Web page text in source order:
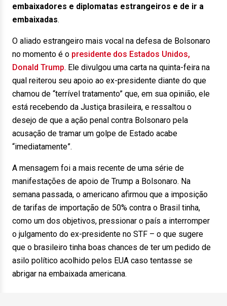
embaixadores e diplomatas estrangeiros e de ir a
embaixadas.
O aliado estrangeiro mais vocal na defesa de Bolsonaro
no momento é o presidente dos Estados Unidos,
Donald Trump. Ele divulgou uma carta na quinta-feira na
qual reiterou seu apoio ao ex-presidente diante do que
chamou de “terrível tratamento” que, em sua opinião, ele
está recebendo da Justiça brasileira, e ressaltou o
desejo de que a ação penal contra Bolsonaro pela
acusação de tramar um golpe de Estado acabe
“imediatamente”.
A mensagem foi a mais recente de uma série de
manifestações de apoio de Trump a Bolsonaro. Na
semana passada, o americano afirmou que a imposição
de tarifas de importação de 50% contra o Brasil tinha,
como um dos objetivos, pressionar o país a interromper
o julgamento do ex-presidente no STF – o que sugere
que o brasileiro tinha boas chances de ter um pedido de
asilo político acolhido pelos EUA caso tentasse se
abrigar na embaixada americana.